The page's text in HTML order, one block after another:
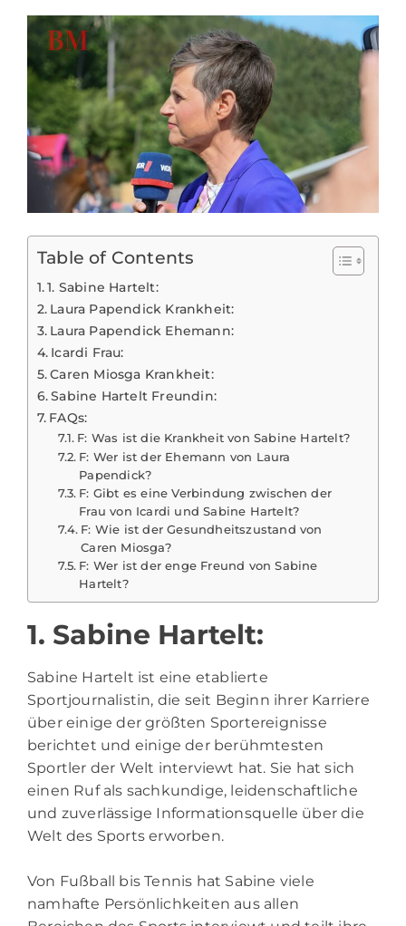
Table of Contents
1. Sabine Hartelt:
Laura Papendick Krankheit:
Laura Papendick Ehemann:
Icardi Frau:
Caren Miosga Krankheit:
Sabine Hartelt Freundin:
FAQs:
F: Was ist die Krankheit von Sabine Hartelt?
F: Wer ist der Ehemann von Laura
Papendick?
F: Gibt es eine Verbindung zwischen der
Frau von Icardi und Sabine Hartelt?
F: Wie ist der Gesundheitszustand von
Caren Miosga?
F: Wer ist der enge Freund von Sabine
Hartelt?
1. Sabine Hartelt:
Sabine Hartelt ist eine etablierte
Sportjournalistin, die seit Beginn ihrer Karriere
über einige der größten Sportereignisse
berichtet und einige der berühmtesten
Sportler der Welt interviewt hat. Sie hat sich
einen Ruf als sachkundige, leidenschaftliche
und zuverlässige Informationsquelle über die
Welt des Sports erworben.
Von Fußball bis Tennis hat Sabine viele
namhafte Persönlichkeiten aus allen